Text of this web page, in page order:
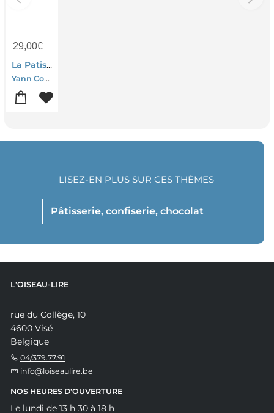
29,00€
La Patisserie De Yann Couvreur
Yann Couvreur-Laurent Fau
Pâtisserie, confiserie, chocolat
LISEZ-EN PLUS SUR CES THÈMES
L'OISEAU-LIRE
rue du Collège, 10
4600 Visé
Belgique
04/379.77.91
info@loiseaulire.be
NOS HEURES D'OUVERTURE
Le lundi de 13 h 30 à 18 h